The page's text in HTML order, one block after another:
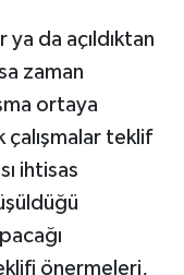
da açıldıktan
zaman
ortaya
çalışmalar teklif
ihtisas
önermeleri,